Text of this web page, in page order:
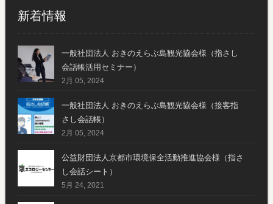
新着情報
一般社団法人 おきのえらぶ島観光協会様（指さし
会話帳活用セミナー）
2月 05, 2024
一般社団法人 おきのえらぶ島観光協会様（接客指
さし会話帳）
2月 05, 2024
公益財団法人京都市環境保全活動推進協会様（指さ
し会話シート）
5月 24, 2021